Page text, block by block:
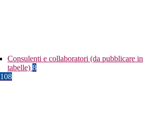
Consulenti e collaboratori (da pubblicare in
tabelle) 8
108